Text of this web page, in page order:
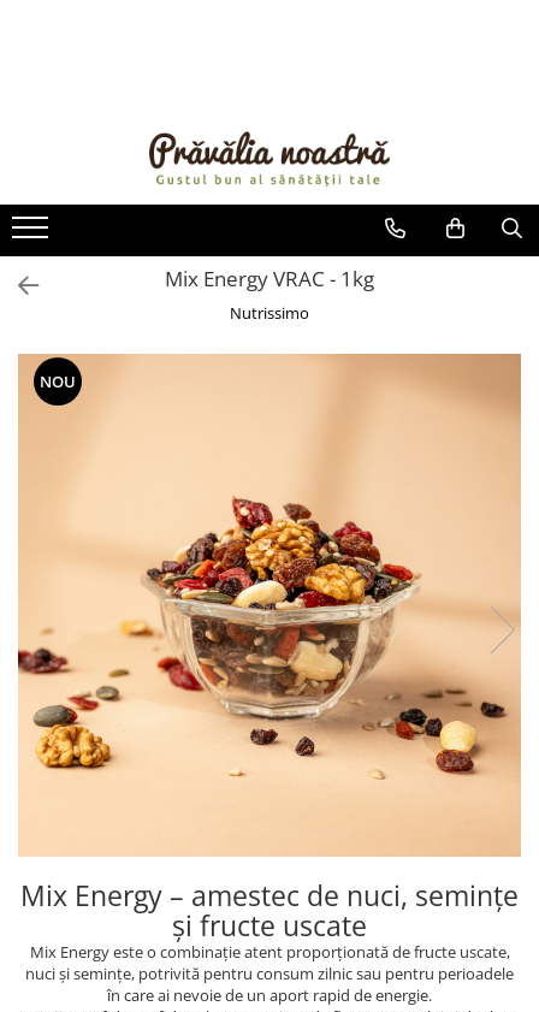
ULEIURI ȘI UNTURI
MĂSLINE
FRUCTE DESHIDRATATE
FRUCTE LA CONSERVĂ
OȚETURI ȘI SOSURI
CREME ȘI PASTE TARTINABILE
CEAIURI GRECEȘTI
CIOCOLATĂ ȘI CACAO
HEALTHY SNACKS
SUPERALIMENTE
LACTATE
COSMETICE
REMEDII NATURISTE
TOATE PRODUSELE
Mix Energy VRAC - 1kg
Nutrissimo
NOU
Mix Energy – amestec de nuci, semințe
și fructe uscate
Mix Energy este o combinație atent proporționată de fructe uscate,
nuci și semințe, potrivită pentru consum zilnic sau pentru perioadele
în care ai nevoie de un aport rapid de energie.